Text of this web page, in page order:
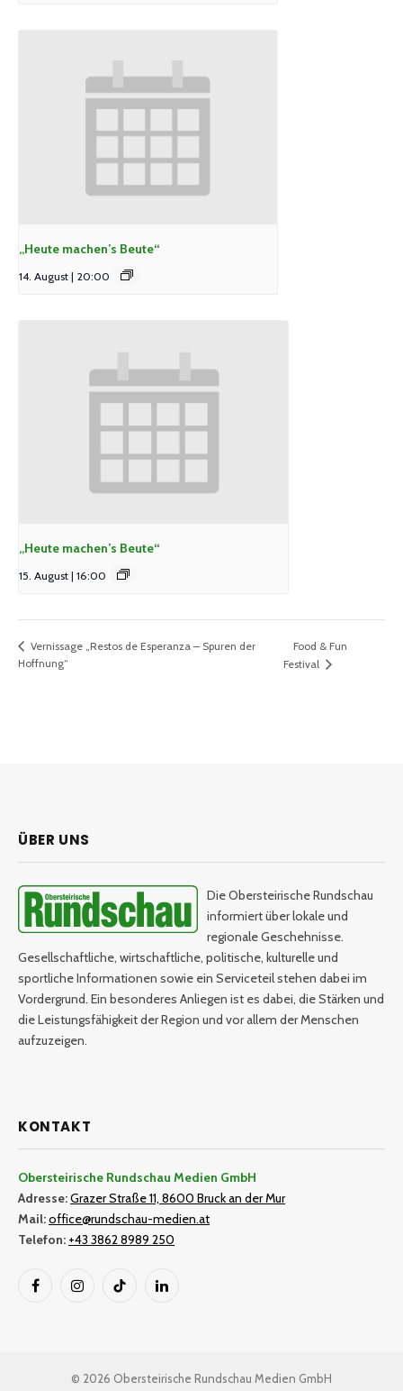
„Heute machen’s Beute“
14. August | 20:00
„Heute machen’s Beute“
15. August | 16:00
Vernissage „Restos de Esperanza – Spuren der
Hoffnung“
Food & Fun
Festival
ÜBER UNS
Die Obersteirische Rundschau
informiert über lokale und
regionale Geschehnisse.
Gesellschaftliche, wirtschaftliche, politische, kulturelle und
sportliche Informationen sowie ein Serviceteil stehen dabei im
Vordergrund. Ein besonderes Anliegen ist es dabei, die Stärken und
die Leistungsfähigkeit der Region und vor allem der Menschen
aufzuzeigen.
KONTAKT
Obersteirische Rundschau Medien GmbH
Adresse:Grazer Straße 11, 8600 Bruck an der Mur
Mail:office@rundschau-medien.at
Telefon: +43 3862 8989 250
FacebookInstagramTikTok LinkedIn
© 2026 Obersteirische Rundschau Medien GmbH